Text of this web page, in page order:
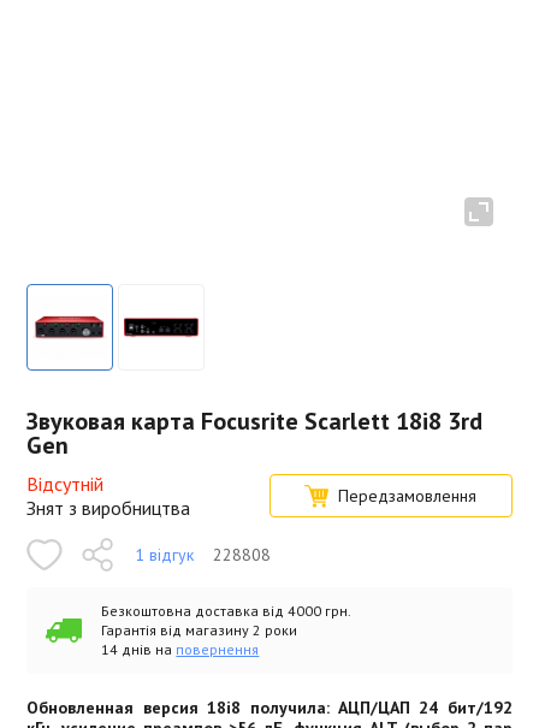
Звуковая карта Focusrite Scarlett 18i8 3rd
Gen
Відсутній
Знят з виробництва
Передзамовлення
1 відгук 228808
Безкоштовна доставка від 4000 грн.
Гарантія від магазину 2 роки
14 днів на повернення
Обновленная версия 18i8 получила: АЦП/ЦАП 24 бит/192